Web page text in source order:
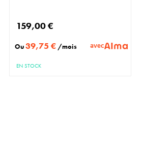
159,00 €
Ou39,75 € /mois avec
EN STOCK